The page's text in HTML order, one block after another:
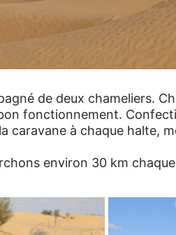
de deux chameliers.
fonctionnement.
caravane à chaque halte,
environ 30 km